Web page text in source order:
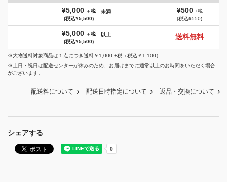
シェアする
¥5,000 ＋税
(税込¥5,500)
未満 ¥500+税
(税込¥550)
¥5,000 ＋税
(税込¥5,500)
以上 送料無料
※大物送料対象商品は１点につき送料￥1,000 +税（税込￥1,100）
※土日・祝日は配送センターが休みのため、お届けまでに通常以上のお時間をいただく場合
がございます。
配送料について 配送日時指定について 返品・交換について